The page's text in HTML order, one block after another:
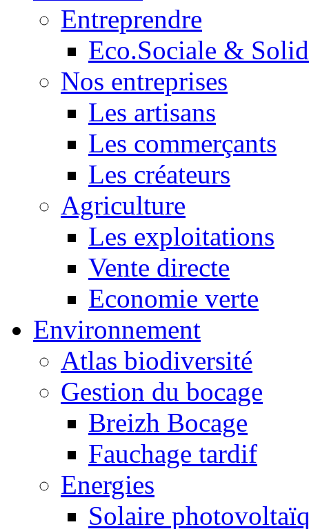
Entreprendre
Eco.Sociale &
Nos entreprises
Les artisans
Les commerçants
Les créateurs
Agriculture
Les exploitations
Vente directe
Economie verte
Environnement
Atlas biodiversité
Gestion du bocage
Breizh Bocage
Fauchage tardif
Energies
Solaire